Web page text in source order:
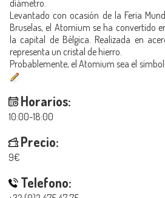
diámetro.
Levantado con ocasión de la Feria
Bruselas, el Atomium se ha convertido
la capital de Bélgica. Realizada en
representa un cristal de hierro.
Probablemente, el Atomium sea el
Horarios:
10:00-18:00
Precio:
9€
Telefono: